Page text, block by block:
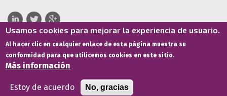
Términos de servicio Política de privacidad
Usamos cookies para mejorar la experiencia de usuario.
Al hacer clic en cualquier enlace de esta página muestra su
conformidad para que utilicemos cookies en este sitio.
Más información
Estoy de acuerdo No, gracias